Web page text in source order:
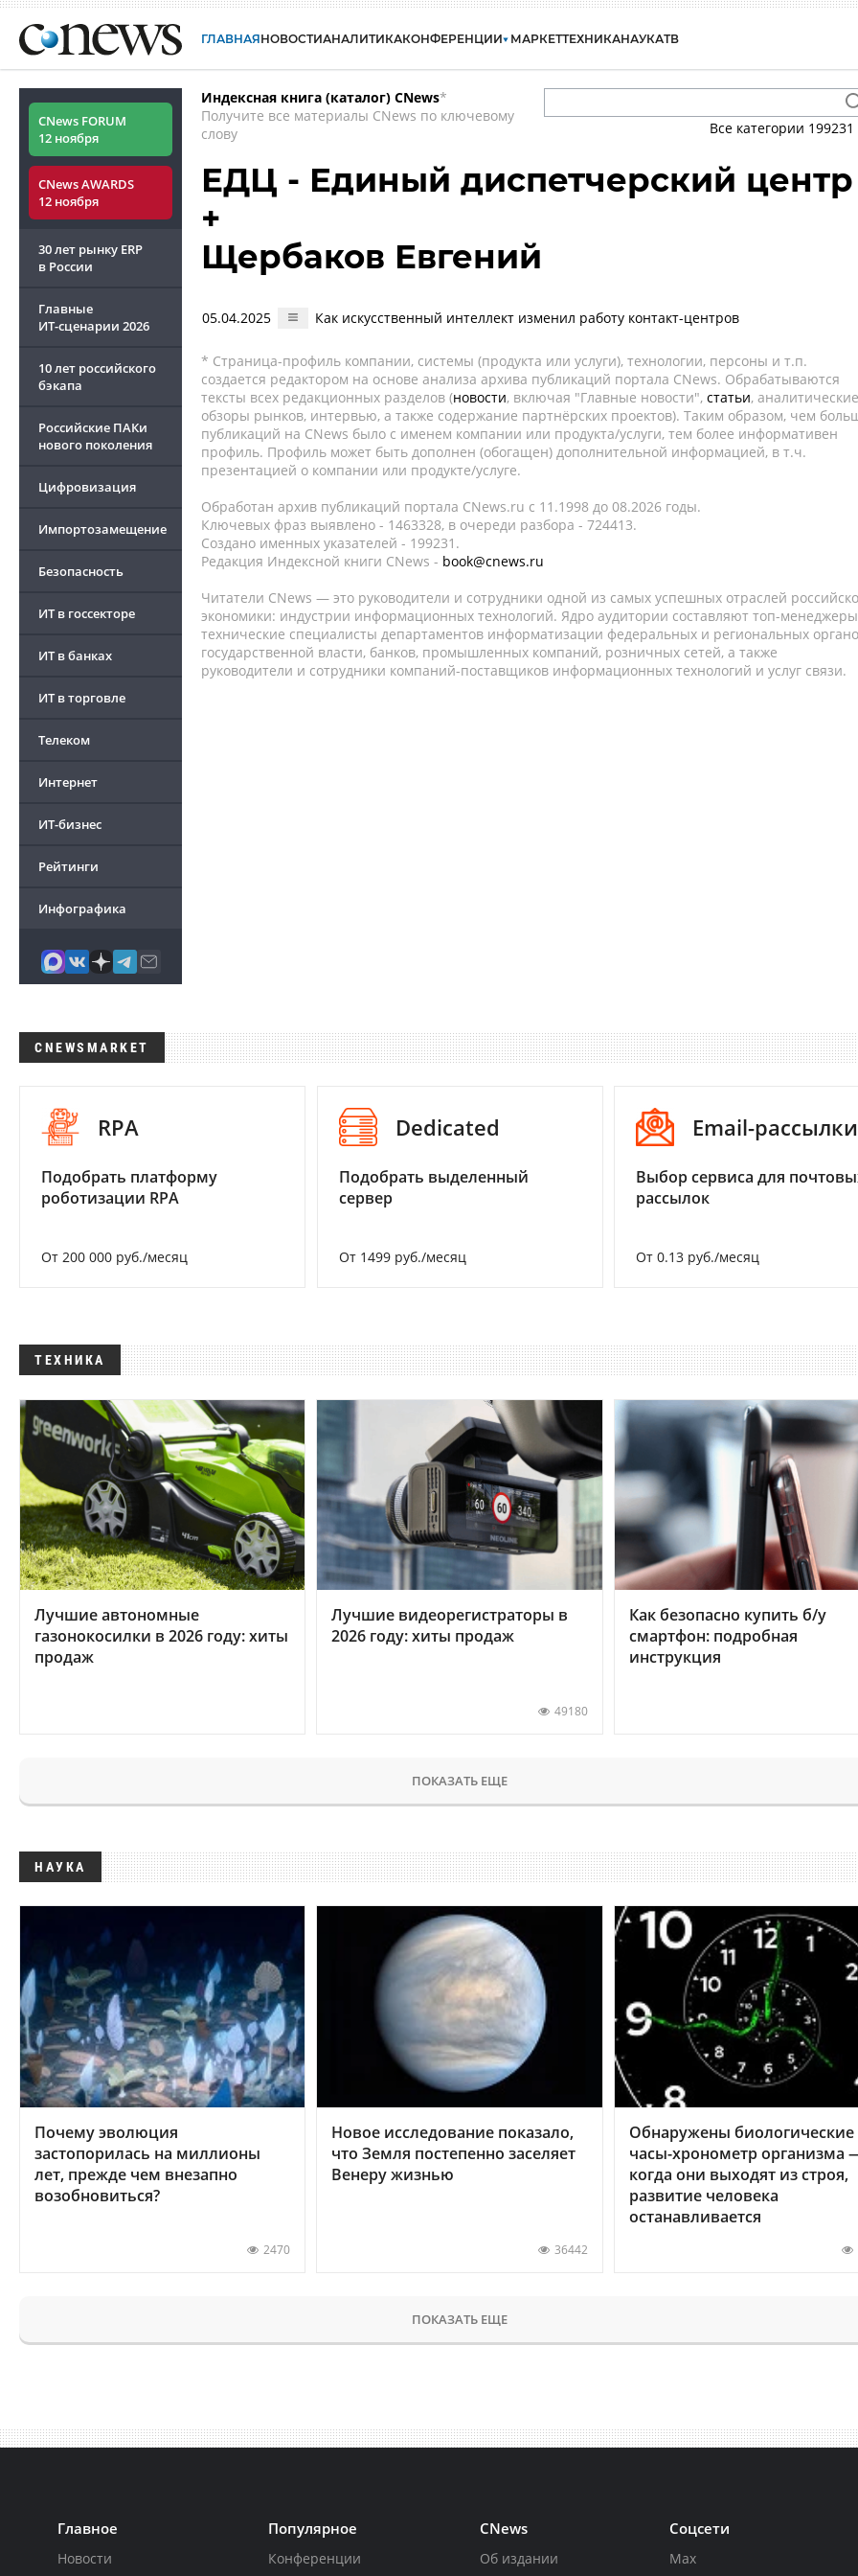
ГЛАВНАЯНОВОСТИАНАЛИТИКАКОНФЕРЕНЦИИ МАРКЕТТЕХНИКАНАУКАТВ
CNews FORUM
12 ноября
CNews AWARDS
12 ноября
30 лет рынку ERP
в России
Главные
ИТ-сценарии 2026
10 лет российского
бэкапа
Российские ПАКи
нового поколения
Цифровизация
Импортозамещение
Безопасность
ИТ в госсекторе
ИТ в банках
ИТ в торговле
Телеком
Интернет
ИТ-бизнес
Рейтинги
Инфографика
Индексная книга (каталог) CNews*
Получите все материалы CNews по ключевому
слову
Все категории 199231
ЕДЦ - Единый диспетчерский центр
+
Щербаков Евгений
05.04.2025 Как искусственный интеллект изменил работу контакт-центров
* Страница-профиль компании, системы (продукта или услуги), технологии, персоны и т.п.
создается редактором на основе анализа архива публикаций портала CNews. Обрабатываются
тексты всех редакционных разделов (новости, включая "Главные новости", статьи, аналитические
обзоры рынков, интервью, а также содержание партнёрских проектов). Таким образом, чем
публикаций на CNews было с именем компании или продукта/услуги, тем более информативен
профиль. Профиль может быть дополнен (обогащен) дополнительной информацией, в т.ч.
презентацией о компании или продукте/услуге.
Обработан архив публикаций портала CNews.ru c 11.1998 до 08.2026 годы.
Ключевых фраз выявлено - 1463328, в очереди разбора - 724413.
Создано именных указателей - 199231.
Редакция Индексной книги CNews - book@cnews.ru
Читатели CNews — это руководители и сотрудники одной из самых успешных отраслей
экономики: индустрии информационных технологий. Ядро аудитории составляют топ-
технические специалисты департаментов информатизации федеральных и региональных
государственной власти, банков, промышленных компаний, розничных сетей, а также
руководители и сотрудники компаний-поставщиков информационных технологий и услуг связи.
CNEWSMARKET
RPA
Подобрать платформу
роботизации RPA
От 200 000 руб./месяц
Dedicated
Подобрать выделенный
сервер
От 1499 руб./месяц
Email-рассылки
Выбор сервиса для
рассылок
От 0.13 руб./месяц
ТЕХНИКА
Лучшие автономные
газонокосилки в 2026 году: хиты
продаж
Лучшие видеорегистраторы в
2026 году: хиты продаж
49180
Как безопасно купить б/у
смартфон: подробная
инструкция
ПОКАЗАТЬ ЕЩЕ
НАУКА
Почему эволюция
застопорилась на миллионы
лет, прежде чем внезапно
возобновиться?
2470
Новое исследование показало,
что Земля постепенно заселяет
Венеру жизнью
36442
Обнаружены биологические
часы-хронометр организма
когда они выходят из строя,
развитие человека
останавливается
ПОКАЗАТЬ ЕЩЕ
Главное
Новости
Популярное
Конференции
CNews
Об издании
Соцсети
Max